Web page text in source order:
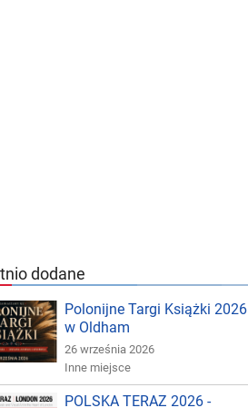
dodane
Polonijne Targi Książki 2026
w Oldham
26 września 2026
Inne miejsce
POLSKA TERAZ 2026 -